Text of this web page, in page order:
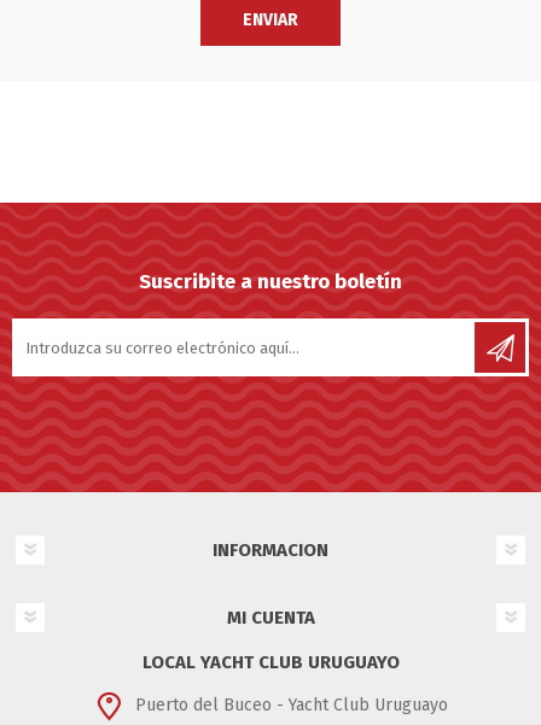
Suscribite a nuestro boletín
INFORMACION
MI CUENTA
LOCAL YACHT CLUB URUGUAYO
Puerto del Buceo - Yacht Club Uruguayo